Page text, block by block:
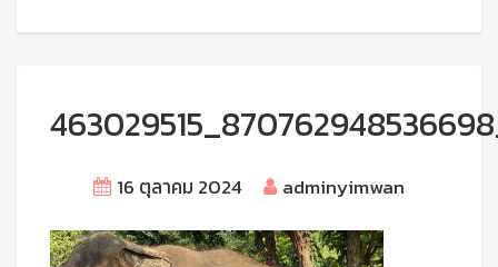
16 ตุลาคม 2024 adminyimwan